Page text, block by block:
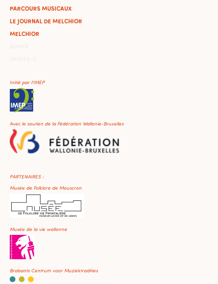
PARCOURS MUSICAUX
LE JOURNAL DE MELCHIOR
MELCHIOR
Initié par l'IMEP
Avec le soutien de la Fédération Wallonie-Bruxelles
PARTENAIRES :
Musée de Folklore de Mouscron
Musée de la vie wallonne
Brabants Centrum voor Muziektradities